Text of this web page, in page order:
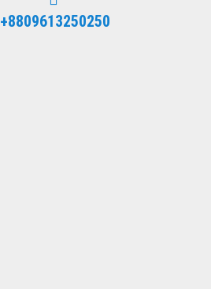
+8809613250250